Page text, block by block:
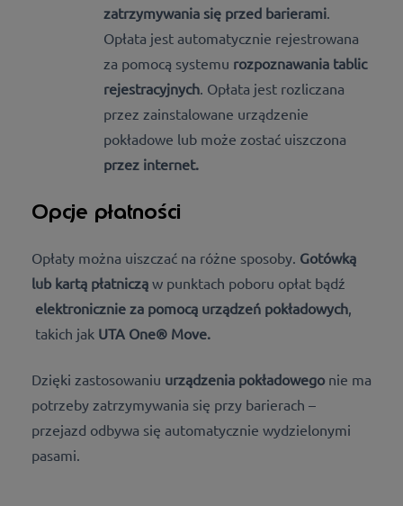
zatrzymywania się przed barierami
Opłata jest automatycznie rejestrowana
za pomocą systemu rozpoznawania tablic
rejestracyjnych . Opłata jest rozliczana
przez zainstalowane urządzenie
pokładowe lub może zostać uiszczona
przez internet.
Opcje płatności
Opłaty można uiszczać na różne sposoby. Gotówką
lub kartą płatniczą w punktach poboru opłat bądź
elektronicznie za pomocą urządzeń pokładowych,
takich jak UTA One® Move.
Dzięki zastosowaniu urządzenia pokładowegonie ma
potrzeby zatrzymywania się przy barierach –
przejazd odbywa się automatycznie wydzielonymi
pasami.